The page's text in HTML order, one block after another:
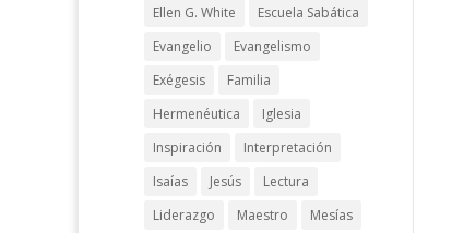
Ellen G. White
Escuela Sabática
Evangelio
Evangelismo
Exégesis
Familia
Hermenéutica
Iglesia
Inspiración
Interpretación
Isaías
Jesús
Lectura
Liderazgo
Maestro
Mesías